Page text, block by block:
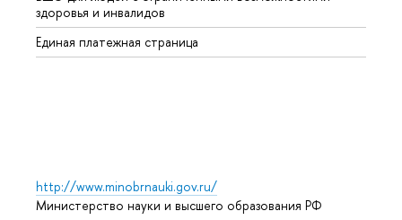
здоровья и инвалидов
Единая платежная страница
http://www.minobrnauki.gov.ru/
Министерство науки и высшего образования РФ